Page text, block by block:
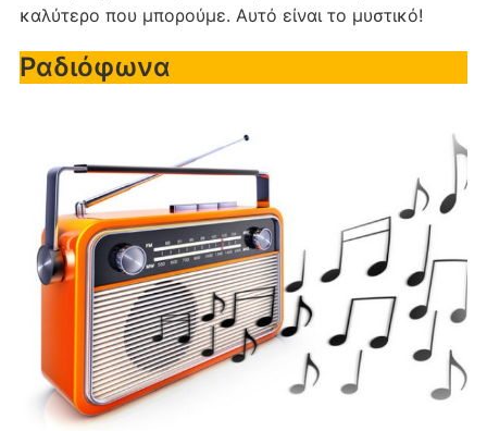
καλύτερο που μπορούμε. Αυτό είναι το μυστικό!
Ραδιόφωνα